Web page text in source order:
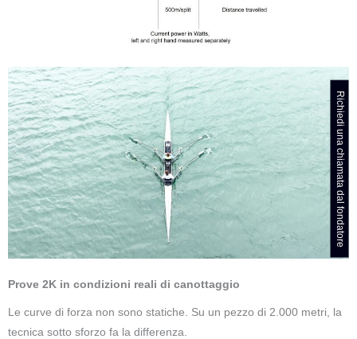
Prove 2K in condizioni reali di canottaggio
Le curve di forza non sono statiche. Su un pezzo di 2.000 metri, la
tecnica sotto sforzo fa la differenza.
Richiedi una chiamata dal fondatore